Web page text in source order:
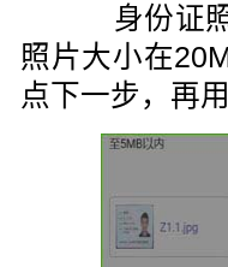
身份证照
照片大小在
点下一步，再